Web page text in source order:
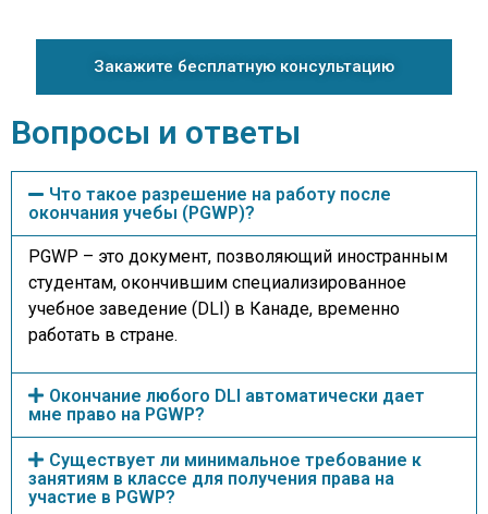
Закажите бесплатную консультацию
Вопросы и ответы
Что такое разрешение на работу после
окончания учебы (PGWP)?
PGWP – это документ, позволяющий иностранным
студентам, окончившим специализированное
учебное заведение (DLI) в Канаде, временно
работать в стране.
Окончание любого DLI автоматически дает
мне право на PGWP?
Существует ли минимальное требование к
занятиям в классе для получения права на
участие в PGWP?